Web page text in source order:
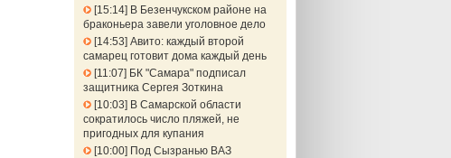
15:14 В Безенчукском районе на
браконьера завели уголовное дело
14:53 Авито: каждый второй
самарец готовит дома каждый день
11:07
БК "Самара" подписал
защитника Сергея Зоткина
10:03
В Самарской области
сократилось число пляжей, не
пригодных для купания
10:00 Под Сызранью ВАЗ